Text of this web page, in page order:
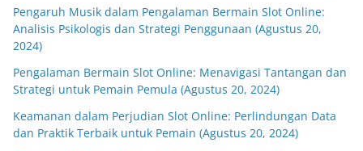
Pengaruh Musik dalam Pengalaman Bermain Slot Online:
Analisis Psikologis dan Strategi Penggunaan (Agustus 20,
2024)
Pengalaman Bermain Slot Online: Menavigasi Tantangan dan
Strategi untuk Pemain Pemula (Agustus 20, 2024)
Keamanan dalam Perjudian Slot Online: Perlindungan Data
dan Praktik Terbaik untuk Pemain (Agustus 20, 2024)